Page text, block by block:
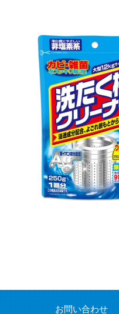
お問い合わせ